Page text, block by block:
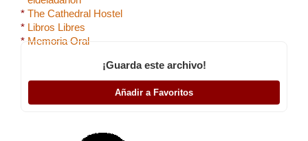
* The Cathedral Hostel
* Libros Libres
* Memoria Oral
¡Guarda este archivo!
Añadir a Favoritos